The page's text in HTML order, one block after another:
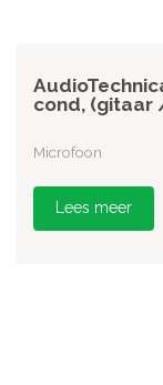
cond,
Microfoon
Lees meer